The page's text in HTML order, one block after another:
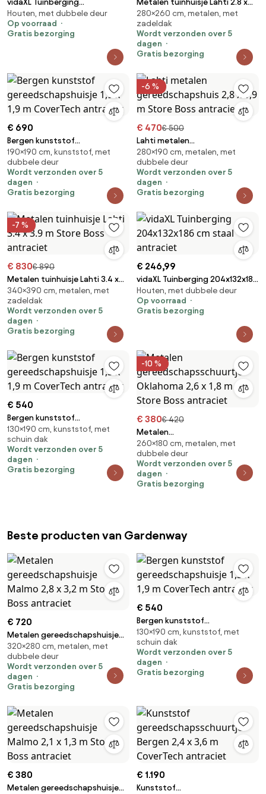
vidaXL Tuinberging
257x205x178 cm staal
antraciet
Houten, met dubbele deur
Op voorraad
Gratis bezorging
Metalen tuinhuisje Lahti 2.8 x
2.6 m Store Boss antraciet
280×260 cm, metalen, met
zadeldak
Wordt verzonden over 5
dagen
Gratis bezorging
€ 690
Bergen kunststof
gereedschapshuisje 1,9 x 1,9 m
CoverTech antraciet
190×190 cm, kunststof, met
dubbele deur
Wordt verzonden over 5
dagen
Gratis bezorging
-6 %
€ 470€ 500
Lahti metalen
gereedschapshuis 2,8 x 1,9 m
Store Boss antraciet
280×190 cm, metalen, met
dubbele deur
Wordt verzonden over 5
dagen
Gratis bezorging
-7 %
€ 830€ 890
Metalen tuinhuisje Lahti 3.4 x
3.9 m Store Boss antraciet
340×390 cm, metalen, met
zadeldak
Wordt verzonden over 5
dagen
Gratis bezorging
€ 246,99
vidaXL Tuinberging 204x132x186
cm staal antraciet
Houten, met dubbele deur
Op voorraad
Gratis bezorging
€ 540
Bergen kunststof
gereedschapshuisje 1,3 x 1,9 m
CoverTech antraciet
130×190 cm, kunststof, met
schuin dak
Wordt verzonden over 5
dagen
Gratis bezorging
-10 %
€ 380€ 420
Metalen
gereedschapsschuurtje
Oklahoma 2,6 x 1,8 m Store
Boss antraciet
260×180 cm, metalen, met
dubbele deur
Wordt verzonden over 5
dagen
Gratis bezorging
Beste producten van Gardenway
€ 720
Metalen gereedschapshuisje
Malmo 2,8 x 3,2 m Store Boss
antraciet
320×280 cm, metalen, met
dubbele deur
Wordt verzonden over 5
dagen
Gratis bezorging
€ 540
Bergen kunststof
gereedschapshuisje 1,3 x 1,9 m
CoverTech antraciet
130×190 cm, kunststof, met
schuin dak
Wordt verzonden over 5
dagen
Gratis bezorging
€ 380
Metalen gereedschapshuisje
€ 1.190
Kunststof